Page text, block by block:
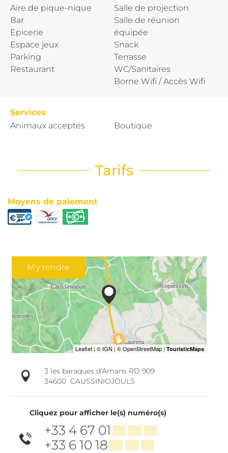
Aire de pique-nique
Bar
Epicerie
Espace jeux
Parking
Restaurant
Salle de projection
Salle de réunion
équipée
Snack
Terrasse
WC/Sanitaires
Borne Wifi / Accès Wifi
Services
Animaux acceptés
Boutique
Tarifs
Moyens de paiement
M'y rendre
3 les baraques d'Amans RD 909
34600 CAUSSINIOJOULS
Cliquez pour afficher le(s) numéro(s)
+33 4 67 01 ▒▒ ▒▒ ▒▒
+33 6 10 18▒▒ ▒▒ ▒▒